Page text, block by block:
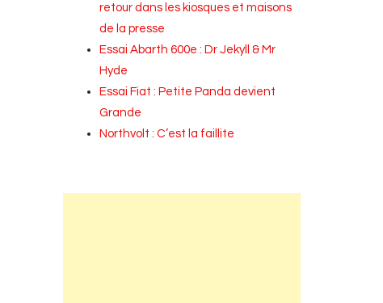
retour dans les kiosques et maisons
de la presse
Essai Abarth 600e : Dr Jekyll & Mr
Hyde
Essai Fiat : Petite Panda devient
Grande
Northvolt : C’est la faillite